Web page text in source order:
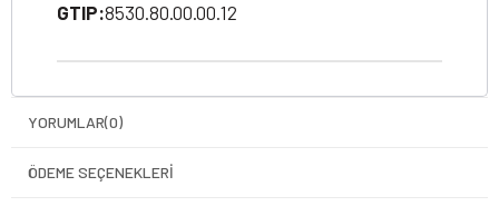
GTIP:8530.80.00.00.12
YORUMLAR(0)
ÖDEME SEÇENEKLERI